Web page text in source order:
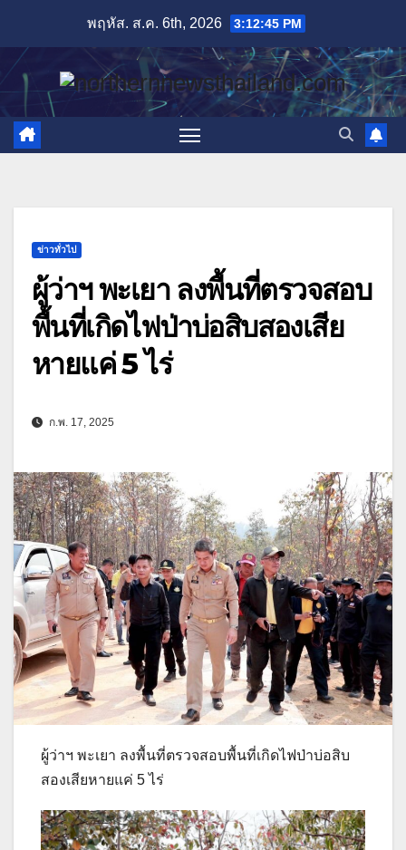
content
พฤหัส. ส.ค. 6th, 2026 3:12:46 PM
ข่าวทั่วไป
ผู้ว่าฯ พะเยา ลงพื้นที่ตรวจสอบ
พื้นที่เกิดไฟป่าบ่อสิบสองเสีย
หายแค่ 5 ไร่
ก.พ. 17, 2025
ผู้ว่าฯ พะเยา ลงพื้นที่ตรวจสอบพื้นที่เกิดไฟป่าบ่อสิบ
สองเสียหายแค่ 5 ไร่